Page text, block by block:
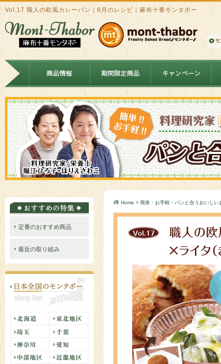
Vol.17 職人の欧風カレーパン｜8月のレシピ｜麻布十番モンタボー
Home > 簡単・お手軽・パンと合うおいし
定番のおすすめ商品
最近の取り組み